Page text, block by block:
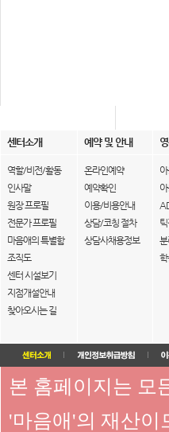
센터소개 예약 및 안내
역할/비전/활동
인사말
원장 프로필
전문가 프로필
마음애의 특별함
조직도
센터 시설보기
지점개설안내
찾아오시는 길
온라인예약
예약확인
이용/비용안내
상담/코칭 절차
상담사채용정보
본 홈페이지는 모
'마음애'의 재산이